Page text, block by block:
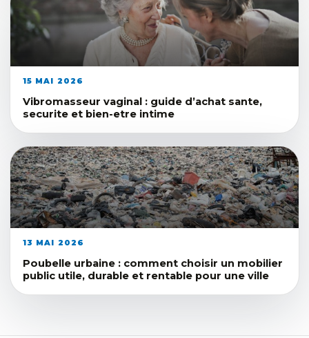
15 MAI 2026
Vibromasseur vaginal : guide d’achat sante,
securite et bien-etre intime
13 MAI 2026
Poubelle urbaine : comment choisir un mobilier
public utile, durable et rentable pour une ville